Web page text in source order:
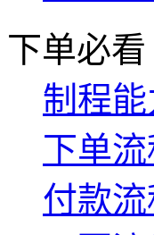
下单必看
制程能
下单流
付款流